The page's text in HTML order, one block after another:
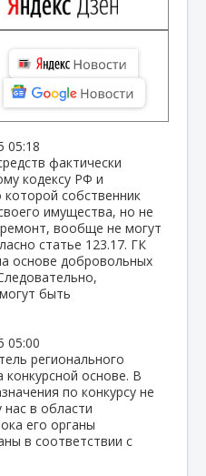
05:18
фактически
кодексу РФ и
собственник
имущества, но не
вообще не могут
статье 123.17. ГК
основе добровольных
быть
05:00
регионального
конкурсной основе. В
по конкурсу не
в области
его органы
в соответствии с